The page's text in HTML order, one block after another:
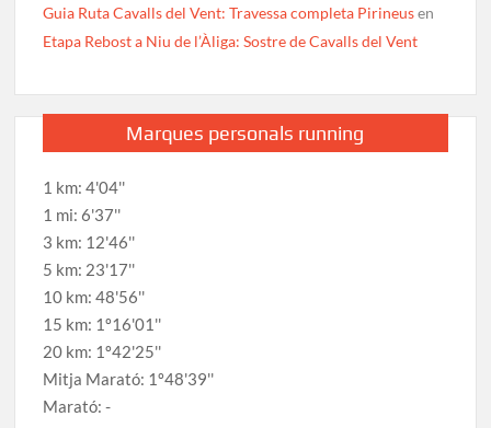
Guia Ruta Cavalls del Vent: Travessa completa Pirineusen
Etapa Rebost a Niu de l’Àliga: Sostre de Cavalls del Vent
Marques personals running
1 km: 4'04''
1 mi: 6'37''
3 km: 12'46''
5 km: 23'17''
10 km: 48'56''
15 km: 1º16'01''
20 km: 1º42'25''
Mitja Marató: 1º48'39''
Marató: -